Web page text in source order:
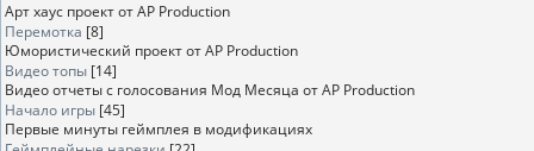
Арт хаус проект от AP Production
Перемотка [8]
Юмористический проект от AP Production
Видео топы [14]
Видео отчеты с голосования Мод Месяца от AP Production
Начало игры [45]
Первые минуты геймплея в модификациях